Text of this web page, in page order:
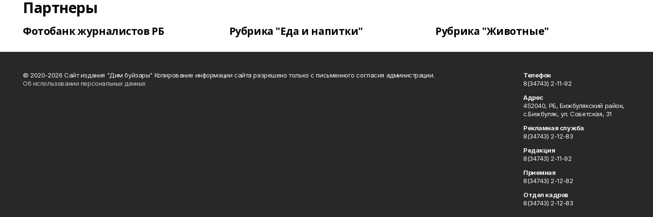
Партнеры
Фотобанк журналистов РБ Рубрика "Еда и напитки" Рубрика "Животные"
© 2020-2026 Сайт издания "Дим буйзары" Копирование информации сайта разрешено только с письменного согласия администрации.
Об использовании персональных данных
Телефон
8(34743) 2-11-92
Адрес
452040, РБ, Бижбулякский район,
с.Бижбуляк, ул. Советская, 31
Рекламная служба
8(34743) 2-12-83
Редакция
8(34743) 2-11-92
Приемная
8(34743) 2-12-82
Отдел кадров
8(34743) 2-12-83